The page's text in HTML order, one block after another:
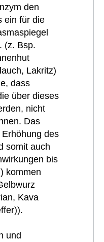
den
ein für die
(z. Bsp.
Lakritz)
dass
über dieses
nicht
Das
des
somit auch
bis
kommen
Kava
und